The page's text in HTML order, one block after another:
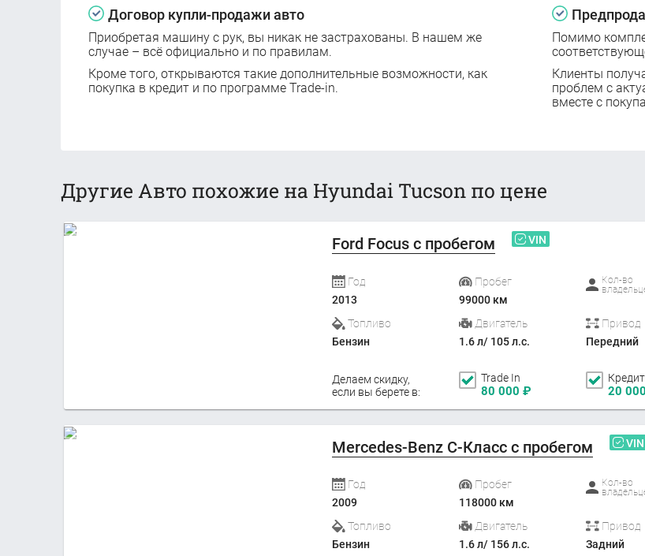
Договор купли-продажи авто
Приобретая машину с рук, вы никак не застрахованы. В нашем же
случае – всё официально и по правилам.
Кроме того, открываются такие дополнительные возможности, как
покупка в кредит и по программе Trade-in.
Помимо
Клиенты
проблем с
вместе с
Другие Авто похожие на Hyundai Tucson по цене
Ford Focus с пробегом VIN
Год
2013
Пробег
99000 км
Кол-во
Топливо
Бензин
Двигатель
1.6 л/ 105 л.с.
Привод
Передний
Делаем скидку,
если вы берете в:
Trade In
80 000 ₽ 20 000
Mercedes-Benz C-Класс с пробегом VIN
Год
2009
Пробег
118000 км
Кол-во
Топливо
Бензин
Двигатель
1.6 л/ 156 л.с.
Привод
Задний